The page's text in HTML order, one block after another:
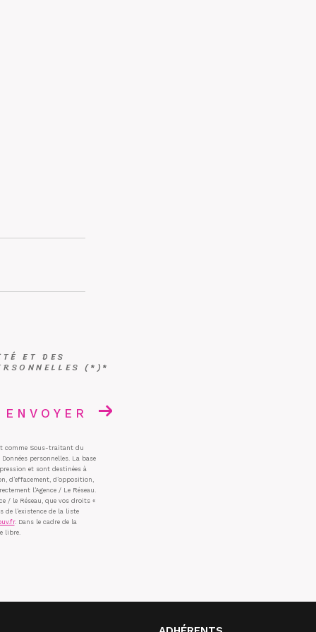
ET DES
(*)*
ENVOYER
comme Sous-traitant du
personnelles. La base
et sont destinées à
d’effacement, d’opposition,
l’Agence / Le Réseau.
/ le Réseau, que vos droits «
l’existence de la liste
. Dans le cadre de la
libre.